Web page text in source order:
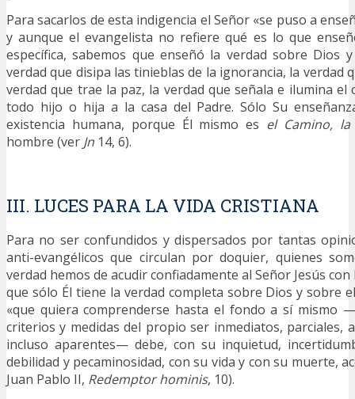
Para sacarlos de esta indigencia el Señor «se puso a
y aunque el evangelista no refiere qué es lo que
específica, sabemos que enseñó la verdad sobre Dios
verdad que disipa las tinieblas de la ignorancia, la verdad
verdad que trae la paz, la verdad que señala e ilumina
todo hijo o hija a la casa del Padre. Sólo Su
existencia humana, porque Él mismo es el Camino,
hombre (ver Jn 14, 6).
III. LUCES PARA LA VIDA CRISTIANA
Para no ser confundidos y dispersados por tantas
anti-evangélicos que circulan por doquier, quienes
verdad hemos de acudir confiadamente al Señor Jesús
que sólo Él tiene la verdad completa sobre Dios y sobre
«que quiera comprenderse hasta el fondo a sí mismo
criterios y medidas del propio ser inmediatos, parciales,
incluso aparentes— debe, con su inquietud,
debilidad y pecaminosidad, con su vida y con su muerte,
Juan Pablo II, Redemptor hominis, 10).